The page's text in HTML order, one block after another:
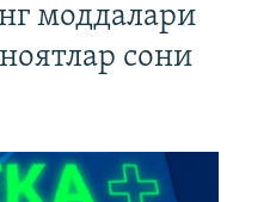
моддалари
сони